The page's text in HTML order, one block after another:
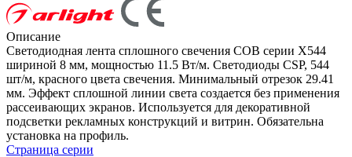
Описание
Светодиодная лента сплошного свечения COB серии X544
шириной 8 мм, мощностью 11.5 Вт/м. Светодиоды CSP, 544
шт/м, красного цвета свечения. Минимальный отрезок 29.41
мм. Эффект сплошной линии света создается без применения
рассеивающих экранов. Используется для декоративной
подсветки рекламных конструкций и витрин. Обязательна
установка на профиль.
Страница серии